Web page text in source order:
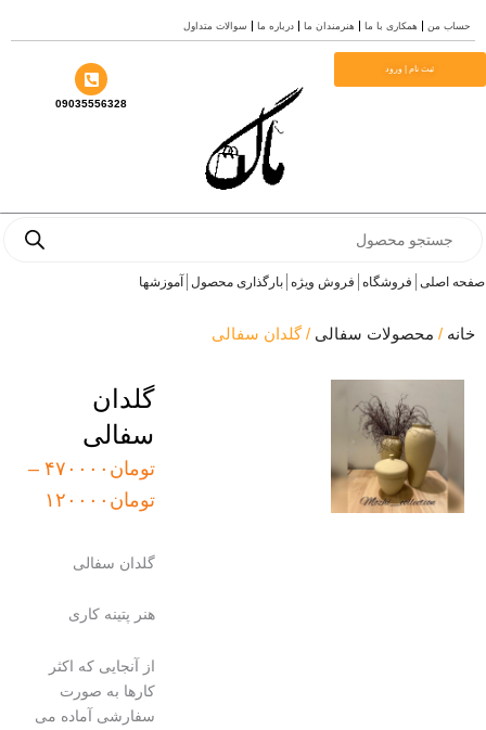
من همکاری با ما هنرمندان ما درباره ما سوالات متداول
ثبت نام | ورود
09035556328
اصلی فروشگاه فروش ویژه بارگذاری محصول آموزشها
/محصولات سفالی/ گلدان سفالی
گلدان
سفالی
تومان۴۷۰۰۰۰
–
تومان۱۲۰۰۰۰
Price
through
گلدان سفالی
هنر پتینه کاری
از آنجایی که اکثر
کارها به صورت
سفارشی آماده می